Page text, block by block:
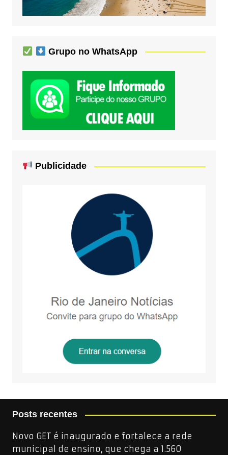
Grupo no WhatsApp
Publicidade
Posts recentes
Novo GET é inaugurado e fortalece a rede
municipal de ensino, que chega a 1.560